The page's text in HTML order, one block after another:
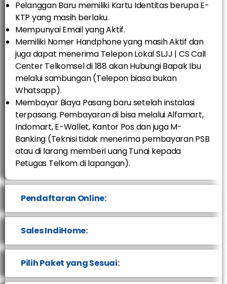
Pelanggan Baru memiliki Kartu Identitas berupa E-
KTP yang masih berlaku.
Mempunyai Email yang Aktif.
Memiliki Nomer Handphone yang masih Aktif dan
juga dapat menerima Telepon Lokal SLJJ | CS Call
Center Telkomsel di 188 akan Hubungi Bapak Ibu
melalui sambungan (Telepon biasa bukan
Whatsapp).
Membayar Biaya Pasang baru setelah instalasi
terpasang. Pembayaran di bisa melalui Alfamart,
Indomart, E-Wallet, Kantor Pos dan juga M-
Banking (Teknisi tidak menerima pembayaran PSB
atau di larang memberi uang Tunai kepada
Petugas Telkom di lapangan).
Pendaftaran Online:
Sales IndiHome:
Pilih Paket yang Sesuai: